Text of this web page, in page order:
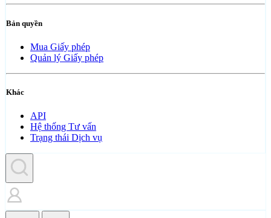
Bản quyền
Mua Giấy phép
Quản lý Giấy phép
Khác
API
Hệ thống Tư vấn
Trạng thái Dịch vụ